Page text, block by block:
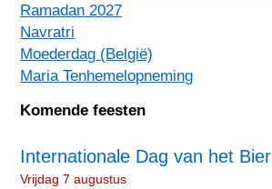
Ramadan 2027
Navratri
Moederdag (België)
Maria Tenhemelopneming
Komende feesten
Internationale Dag van het Bier
Vrijdag 7 augustus